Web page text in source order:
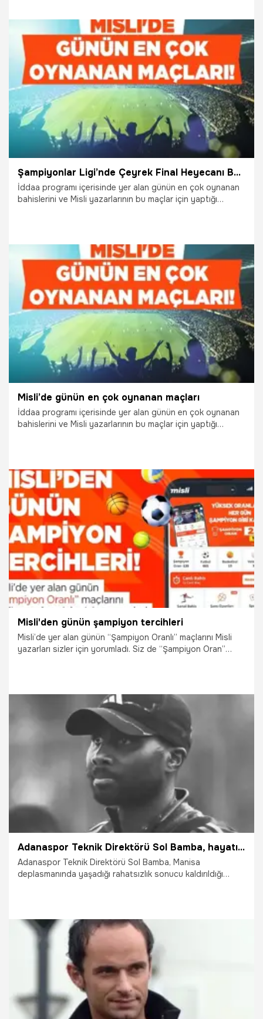
17.05.2025 Şampiy10
Şampiyonlar Ligi’nde Çeyrek Final Heyecanı Başlıyor! Misli’de Günün En Çok Oynanan Maçları…
İddaa programı içerisinde yer alan günün en çok oynanan
bahislerini ve Misli yazarlarının bu maçlar için yaptığı
8.04.2025 İddaa
Misli’de günün en çok oynanan maçları
İddaa programı içerisinde yer alan günün en çok oynanan
bahislerini ve Misli yazarlarının bu maçlar için yaptığı
13.12.2024 İddaa
Misli'den günün şampiyon tercihleri
Misli’de yer alan günün “Şampiyon Oranlı” maçlarını Misli
yazarları sizler için yorumladı. Siz de “Şampiyon Oran”
Adanaspor Teknik Direktörü Sol Bamba, hayatını kaybetti
Adanaspor Teknik Direktörü Sol Bamba, Manisa
deplasmanında yaşadığı rahatsızlık sonucu kaldırıldığı
Futbol